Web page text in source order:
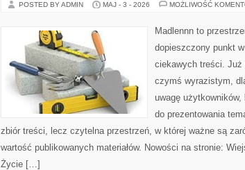
POSTED BY ADMIN MAJ - 3 - 2026 MOŻLIWOŚĆ
Madlennn to
dopieszczony punkt
ciekawych treści. Już
czymś wyrazistym,
uwagę
do prezentowania
zbiór treści, lecz czytelna przestrzeń, w której ważne są
wartość publikowanych materiałów. Nowości na stronie:
Życie […]